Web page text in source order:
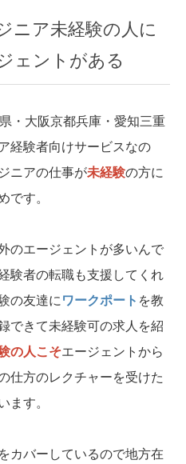
ニア未経験の人に
ェントがある
・大阪京都兵庫・愛知三重
経験者向けサービスなの
ニアの仕事が未経験の方に
です。
のエージェントが多いんで
験者の転職も支援してくれ
の友達に ワークポート を教
できて未経験可の求人を紹
の人こそエージェントから
仕方のレクチャーを受けた
ます。
カバーしているので地方在